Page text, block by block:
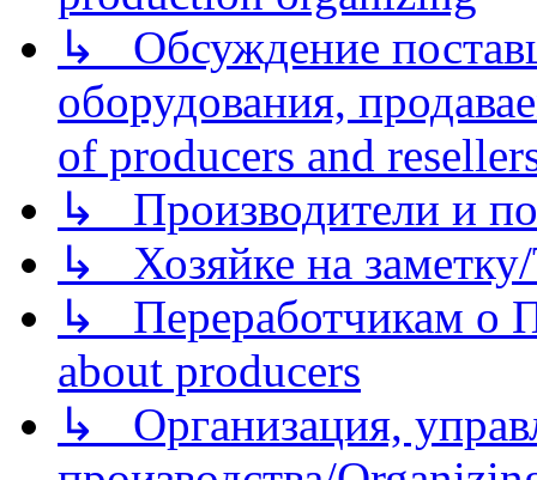
↳ Обсуждение
оборудования,
of producers and
↳ Производители и
↳ Хозяйке на
↳ Переработчикам о
about producers
↳ Организация,